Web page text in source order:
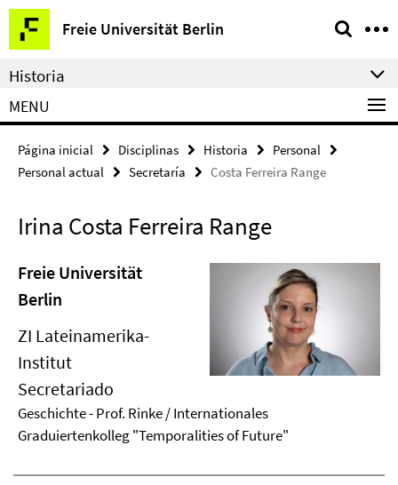
Springe
direkt
zu
Inhalt
Freie Universität Berlin
Herramientas
de
navegación
Historia
MENU
Página inicial Disciplinas Historia
Personal
Personal actual
Secretaría Costa Ferreira Range
Irina Costa Ferreira Range
Freie Universität
Berlin
ZI Lateinamerika-
Institut
Secretariado
Geschichte - Prof. Rinke / Internationales
Graduiertenkolleg "Temporalities of Future"